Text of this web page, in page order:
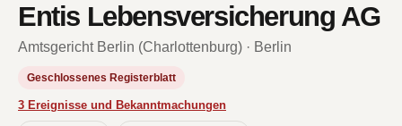
Entis Lebensversicherung AG
Amtsgericht Berlin (Charlottenburg) · Berlin
Geschlossenes Registerblatt
3 Ereignisse und Bekanntmachungen